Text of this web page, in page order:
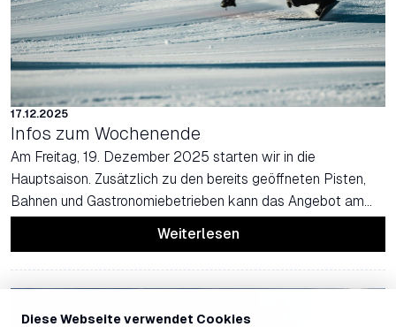
Diese Webseite verwendet Cookies
17.12.2025
Infos zum Wochenende
Am Freitag, 19. Dezember 2025 starten wir in die
Hauptsaison. Zusätzlich zu den bereits geöffneten Pisten,
Bahnen und Gastronomiebetrieben kann das Angebot am
Weiterlesen